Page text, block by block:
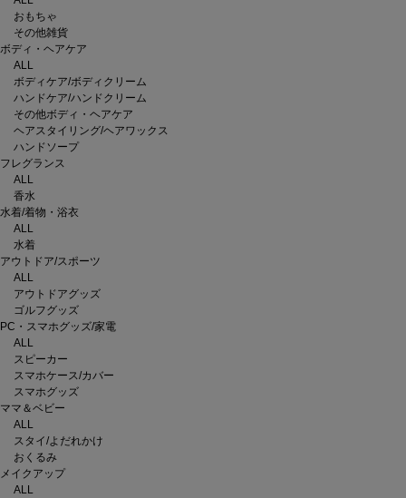
おもちゃ
その他雑貨
ボディ・ヘアケア
ALL
ボディケア/ボディクリーム
ハンドケア/ハンドクリーム
その他ボディ・ヘアケア
ヘアスタイリング/ヘアワックス
ハンドソープ
フレグランス
ALL
香水
水着/着物・浴衣
ALL
水着
アウトドア/スポーツ
ALL
アウトドアグッズ
ゴルフグッズ
PC・スマホグッズ/家電
ALL
スピーカー
スマホケース/カバー
スマホグッズ
ママ＆ベビー
ALL
スタイ/よだれかけ
おくるみ
メイクアップ
ALL